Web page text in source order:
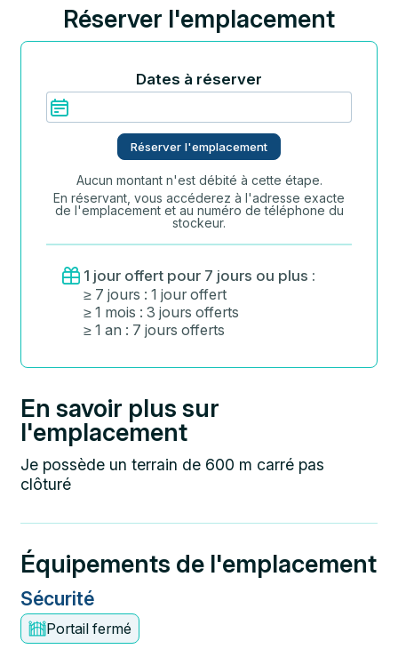
En savoir plus sur
l'emplacement
Je possède un terrain de 600 m carré pas
clôturé
Équipements de l'emplacement
Sécurité
Portail fermé
Réserver l'emplacement
Dates à réserver
Réserver l'emplacement
Aucun montant n'est débité à cette étape.
En réservant, vous accéderez à l'adresse exacte
de l'emplacement et au numéro de téléphone du
stockeur.
1 jour offert pour 7 jours ou plus :
≥ 7 jours : 1 jour offert
≥ 1 mois : 3 jours offerts
≥ 1 an : 7 jours offerts